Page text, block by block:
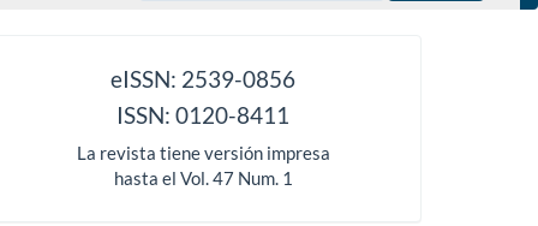
eISSN: 2539-0856
ISSN: 0120-8411
La revista tiene versión impresa
hasta el Vol. 47 Num. 1